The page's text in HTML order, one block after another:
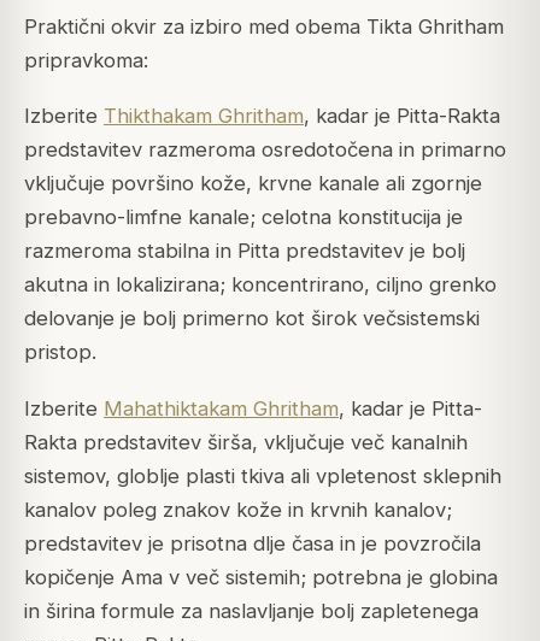
Praktični okvir za izbiro med obema Tikta Ghritham
pripravkoma:
Izberite Thikthakam Ghritham, kadar je Pitta-Rakta
predstavitev razmeroma osredotočena in primarno
vključuje površino kože, krvne kanale ali zgornje
prebavno-limfne kanale; celotna konstitucija je
razmeroma stabilna in Pitta predstavitev je bolj
akutna in lokalizirana; koncentrirano, ciljno grenko
delovanje je bolj primerno kot širok večsistemski
pristop.
Izberite Mahathiktakam Ghritham, kadar je Pitta-
Rakta predstavitev širša, vključuje več kanalnih
sistemov, globlje plasti tkiva ali vpletenost sklepnih
kanalov poleg znakov kože in krvnih kanalov;
predstavitev je prisotna dlje časa in je povzročila
kopičenje Ama v več sistemih; potrebna je globina
in širina formule za naslavljanje bolj zapletenega